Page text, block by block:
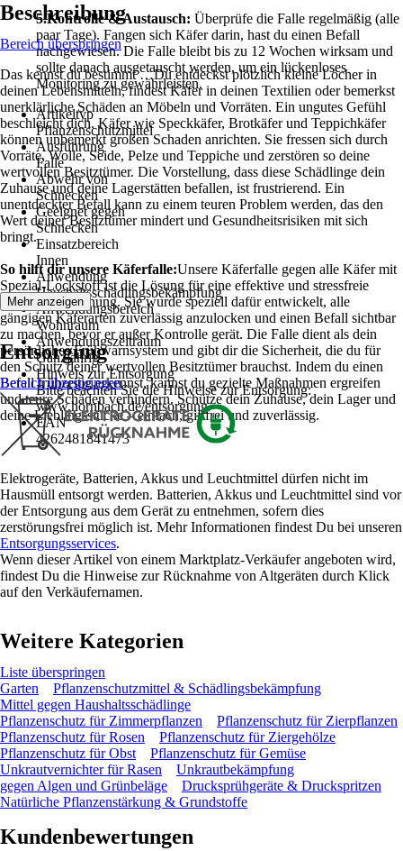
5.Kontrolle & Austausch: Überprüfe die Falle regelmäßig (alle
paar Tage). Fangen sich Käfer darin, hast du einen Befall
nachgewiesen. Die Falle bleibt bis zu 12 Wochen wirksam und
sollte danach ausgetauscht werden, um ein lückenloses
Monitoring zu gewährleisten.
Artikeltyp
Pflanzenschutzmittel
Ausführung
Falle
Abwehr von
Schnecken
Geeignet gegen
Schnecken
Einsatzbereich
Innen
Anwendung
Haushaltsschädlingsbekämpfung
Anwendungsbereich
Wohnraum
Anwendungszeitraum
Ganzjährig
Hinweis zur Entsorgung
Bitte beachten Sie die Hinweise zur Entsorgung:
www.hornbach.de/entsorgung
EAN
4262481841473
Beschreibung
Bereich überspringen
Das kennst du bestimmt …Du entdeckst plötzlich kleine Löcher in
deinen Lebensmitteln, findest Käfer in deinen Textilien oder bemerkst
unerklärliche Schäden an Möbeln und Vorräten. Ein ungutes Gefühl
beschleicht dich. Käfer wie Speckkäfer, Brotkäfer und Teppichkäfer
können unbemerkt großen Schaden anrichten. Sie fressen sich durch
Vorräte, Wolle, Seide, Pelze und Teppiche und zerstören so deine
wertvollen Besitztümer. Die Vorstellung, dass diese Schädlinge dein
Zuhause und deine Lagerstätten befallen, ist frustrierend. Ein
unentdeckter Befall kann zu einem teuren Problem werden, das den
Wert deiner Besitztümer mindert und Gesundheitsrisiken mit sich
bringt.
So hilft dir unsere Käferfalle:Unsere Käferfalle gegen alle Käfer mit
Spezial-Lockstoff ist die Lösung für eine effektive und stressfreie
Befallsüberwachung. Sie wurde speziell dafür entwickelt, alle
gängigen Käferarten zuverlässig anzulocken und einen Befall sichtbar
zu machen, bevor er außer Kontrolle gerät. Die Falle dient als dein
persönliches Frühwarnsystem und gibt dir die Sicherheit, die du für
den Schutz deiner wertvollen Besitztümer brauchst. Indem du einen
Befall frühzeitig erkennst, kannst du gezielte Maßnahmen ergreifen
und teure Schäden verhindern. Schütze dein Zuhause, dein Lager und
deine Lieblingsstücke – einfach, giftfrei und zuverlässig.
Mehr anzeigen
Entsorgung
Bereich überspringen
Elektrogeräte, Batterien, Akkus und Leuchtmittel dürfen nicht im
Hausmüll entsorgt werden. Batterien, Akkus und Leuchtmittel sind vor
der Entsorgung aus dem Gerät zu entnehmen, sofern dies
zerstörungsfrei möglich ist. Mehr Informationen findest Du bei unseren
Entsorgungsservices.
Wenn dieser Artikel von einem Marktplatz-Verkäufer angeboten wird,
findest Du die Hinweise zur Rücknahme von Altgeräten durch Klick
auf den Verkäufernamen.
Weitere Kategorien
Liste überspringen
Garten
Pflanzenschutzmittel & Schädlingsbekämpfung
Mittel gegen Haushaltsschädlinge
Pflanzenschutz für Zimmerpflanzen
Pflanzenschutz für Zierpflanzen
Pflanzenschutz für Rosen
Pflanzenschutz für Ziergehölze
Pflanzenschutz für Obst
Pflanzenschutz für Gemüse
Unkrautvernichter für Rasen
Unkrautbekämpfung
gegen Algen und Grünbeläge
Drucksprühgeräte & Druckspritzen
Natürliche Pflanzenstärkung & Grundstoffe
Kundenbewertungen